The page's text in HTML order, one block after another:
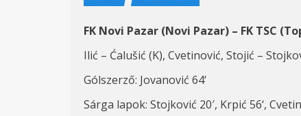
FK Novi Pazar (Novi Pazar) – FK TSC (
Ilić – Ćalušić (K), Cvetinović, Stojić –
Gólszerző: Jovanović 64‘
Sárga lapok: Stojković 20′, Krpić 56‘,